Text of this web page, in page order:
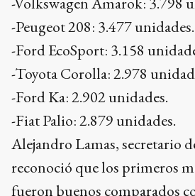
-Peugeot 208: 3.477 unidades.
-Ford EcoSport: 3.158
-Toyota Corolla: 2.978
-Ford Ka: 2.902 unidades.
-Fiat Palio: 2.879 unidades.
Alejandro Lamas, secretario
reconoció que los primeros
fueron buenos comparados